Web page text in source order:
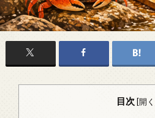
目次 [開く